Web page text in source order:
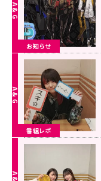
お知らせ
番組レポ